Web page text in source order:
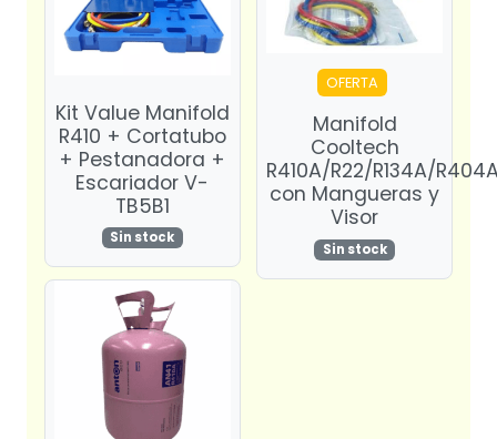
Kit Value Manifold
R410 + Cortatubo
+ Pestanadora +
Escariador V-
TB5B1
Sin stock
OFERTA
Manifold
Cooltech
R410A/R22/R134A/
con Mangueras y
Visor
Sin stock